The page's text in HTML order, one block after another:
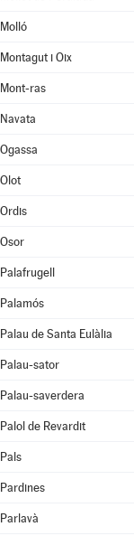
Molló
Montagut i Oix
Mont-ras
Navata
Ogassa
Olot
Ordis
Osor
Palafrugell
Palamós
Palau de Santa Eulàlia
Palau-sator
Palau-saverdera
Palol de Revardit
Pals
Pardines
Parlavà